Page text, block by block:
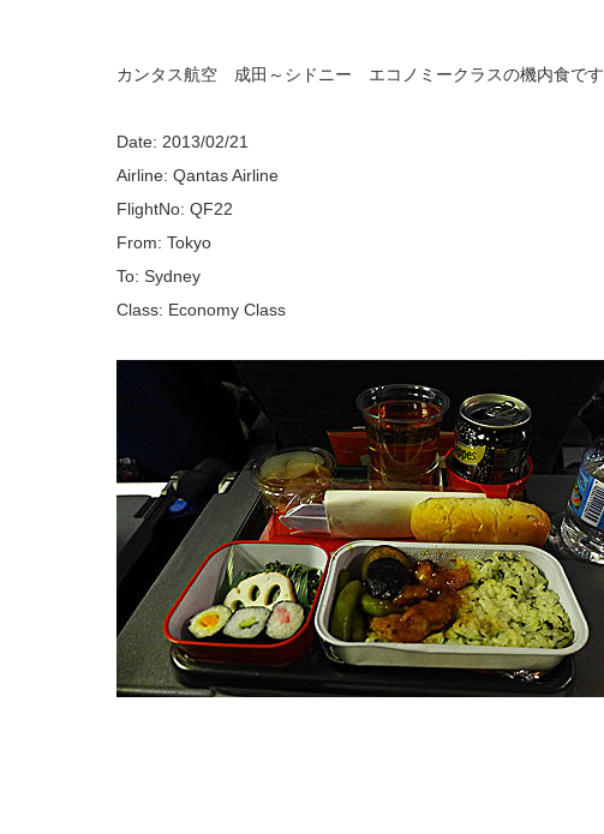
カンタス航空 成田～シドニー エコノミークラスの機内食です
Date: 2013/02/21
Airline: Qantas Airline
FlightNo: QF22
From: Tokyo
To: Sydney
Class: Economy Class